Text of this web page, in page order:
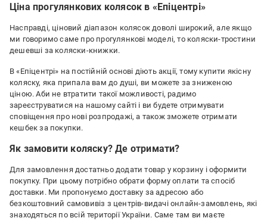
Ціна прогулянкових колясок в «Епіцентрі»
Насправді, ціновий діапазон колясок доволі широкий, але якщо
ми говоримо саме про прогулянкові моделі, то коляски-тростини
дешевші за коляски-книжки.
В «Епіцентрі» на постійній основі діють акції, тому купити якісну
коляску, яка припала вам до душі, ви можете за зниженою
ціною. Аби не втратити такої можливості, радимо
зареєструватися на нашому сайті і ви будете отримувати
сповіщення про нові розпродажі, а також зможете отримати
кешбек за покупки.
Як замовити коляску? Де отримати?
Для замовлення достатньо додати товар у корзину і оформити
покупку. При цьому потрібно обрати форму оплати та спосіб
доставки. Ми пропонуємо доставку за адресою або
безкоштовний самовивіз з центрів-видачі онлайн-замовлень, які
знаходяться по всій території України. Саме там ви маєте